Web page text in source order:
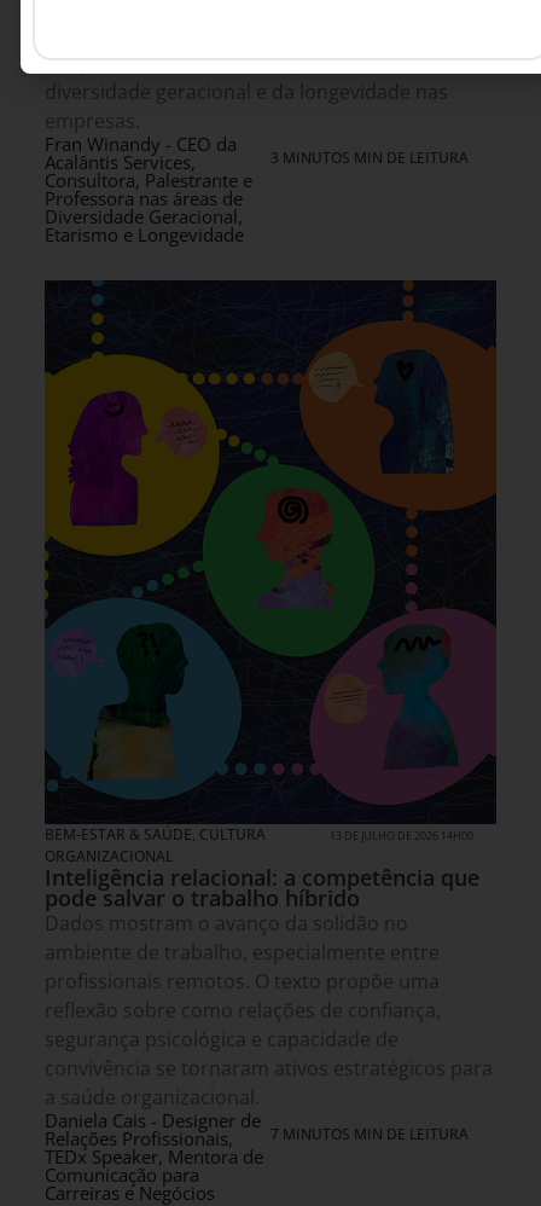
a repensarem o valor da experiência, da
diversidade geracional e da longevidade nas
empresas.
Fran Winandy - CEO da
Acalântis Services,
Consultora, Palestrante e
Professora nas áreas de
Diversidade Geracional,
Etarismo e Longevidade
3 MINUTOS MIN DE LEITURA
BEM-ESTAR & SAÚDE, CULTURA
ORGANIZACIONAL
13 DE JULHO DE 2026 14H00
Inteligência relacional: a competência que
pode salvar o trabalho híbrido
Dados mostram o avanço da solidão no
ambiente de trabalho, especialmente entre
profissionais remotos. O texto propõe uma
reflexão sobre como relações de confiança,
segurança psicológica e capacidade de
convivência se tornaram ativos estratégicos para
a saúde organizacional.
Daniela Cais - Designer de
Relações Profissionais,
TEDx Speaker, Mentora de
Comunicação para
Carreiras e Negócios
7 MINUTOS MIN DE LEITURA